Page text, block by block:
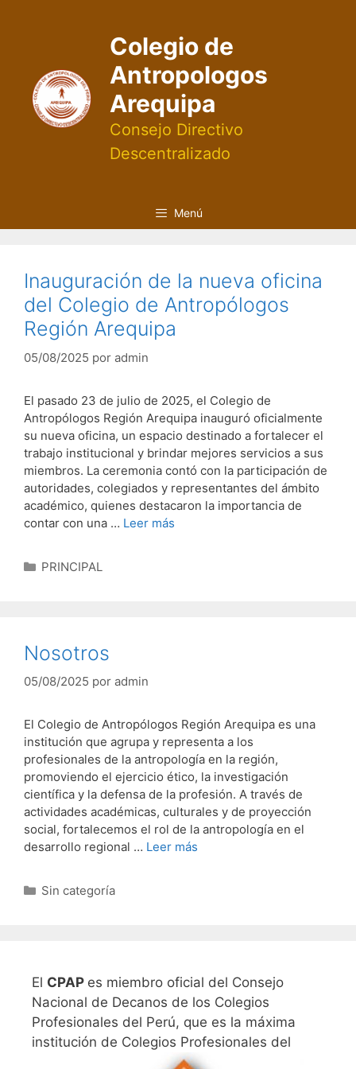
Colegio de
Antropologos
Arequipa
Consejo Directivo
Descentralizado
Menú
Inauguración de la nueva oficina
del Colegio de Antropólogos
Región Arequipa
05/08/2025 por admin
El pasado 23 de julio de 2025, el Colegio de
Antropólogos Región Arequipa inauguró oficialmente
su nueva oficina, un espacio destinado a fortalecer el
trabajo institucional y brindar mejores servicios a sus
miembros. La ceremonia contó con la participación de
autoridades, colegiados y representantes del ámbito
académico, quienes destacaron la importancia de
contar con una … Leer más
Categorías
PRINCIPAL
Nosotros
05/08/2025 por admin
El Colegio de Antropólogos Región Arequipa es una
institución que agrupa y representa a los
profesionales de la antropología en la región,
promoviendo el ejercicio ético, la investigación
científica y la defensa de la profesión. A través de
actividades académicas, culturales y de proyección
social, fortalecemos el rol de la antropología en el
desarrollo regional … Leer más
Categorías
Sin categoría
El CPAP es miembro oficial del Consejo
Nacional de Decanos de los Colegios
Profesionales del Perú, que es la máxima
institución de Colegios Profesionales del